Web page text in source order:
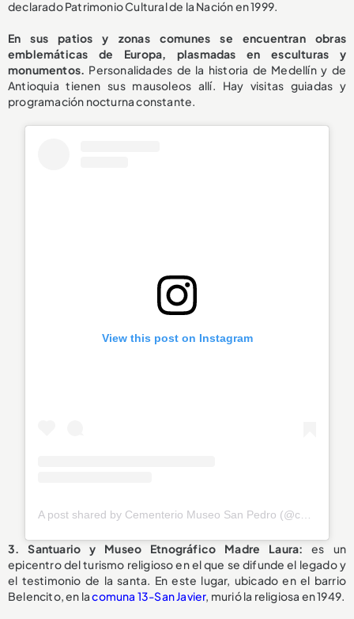
declarado Patrimonio Cultural de la Nación en 1999.
En sus patios y zonas comunes se encuentran obras
emblemáticas de Europa, plasmadas en esculturas y
monumentos. Personalidades de la historia de Medellín y de
Antioquia tienen sus mausoleos allí. Hay visitas guiadas y
programación nocturna constante.
View this post on Instagram
3. Santuario y Museo Etnográfico Madre Laura: es un
epicentro del turismo religioso en el que se difunde el legado y
el testimonio de la santa. En este lugar, ubicado en el barrio
Belencito, en lacomuna 13-San Javier, murió la religiosa en 1949.